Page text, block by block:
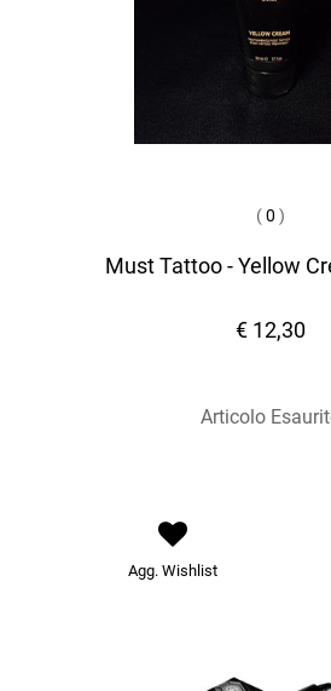
(0 )
Must Tattoo - Yellow
€ 12,30
Articolo
Agg. Wishlist